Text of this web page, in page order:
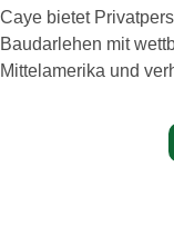
Caye bietet
Baudarlehen mit
Mittelamerika und